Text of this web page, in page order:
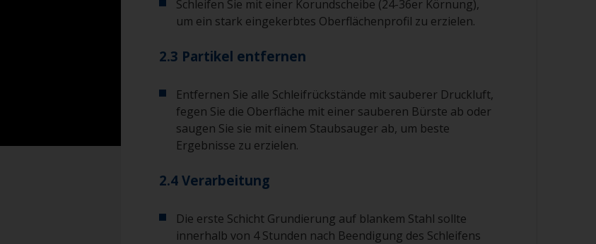
Schleifen Sie mit einer Korundscheibe (24-36er Körnung),
um ein stark eingekerbtes Oberflächenprofil zu erzielen.
2.3 Partikel entfernen
Entfernen Sie alle Schleifrückstände mit sauberer Druckluft,
fegen Sie die Oberfläche mit einer sauberen Bürste ab oder
saugen Sie sie mit einem Staubsauger ab, um beste
Ergebnisse zu erzielen.
2.4 Verarbeitung
Die erste Schicht Grundierung auf blankem Stahl sollte
innerhalb von 4 Stunden nach Beendigung des Schleifens